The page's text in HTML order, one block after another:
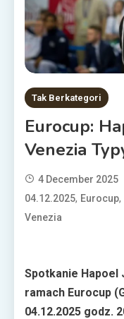
Tak Berkategori
Eurocup:
Venezia
4 December 2025
04.12.2025, Eurocup,
Venezia
Spotkanie Hapoel
ramach Eurocup
04.12.2025 godz.